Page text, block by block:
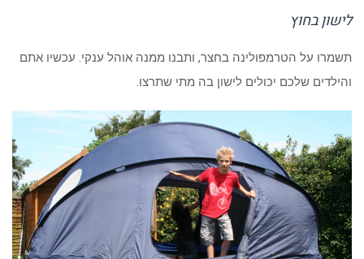
לישון בחוץ
תשמרו על הטרמפולינה בחצר, ותבנו ממנה אוהל ענקי. עכשיו אתם
והילדים שלכם יכולים לישון בה מתי שתרצו.